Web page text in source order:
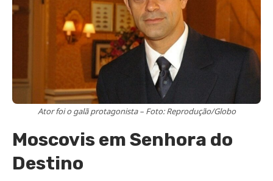
Ator foi o galã protagonista – Foto: Reprodução/Globo
Moscovis em Senhora do
Destino